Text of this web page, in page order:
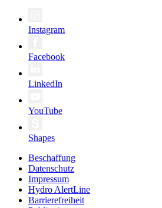
Instagram
Facebook
LinkedIn
YouTube
Shapes
Beschaffung
Datenschutz
Impressum
Hydro AlertLine
Barrierefreiheit